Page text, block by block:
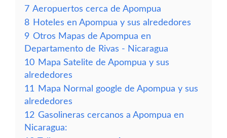
7 Aeropuertos cerca de Apompua
8 Hoteles en Apompua y sus alrededores
9 Otros Mapas de Apompua en
Departamento de Rivas - Nicaragua
10 Mapa Satelite de Apompua y sus
alrededores
11
Mapa Normal google de Apompua y sus
alrededores
12 Gasolineras cercanos a Apompua en
Nicaragua: